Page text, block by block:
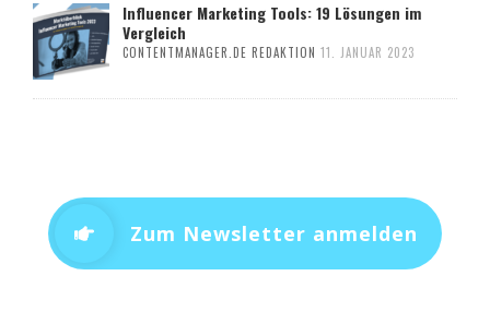
Influencer Marketing Tools: 19 Lösungen im
Vergleich
CONTENTMANAGER.DE REDAKTION 11. JANUAR 2023
Zum Newsletter anmelden